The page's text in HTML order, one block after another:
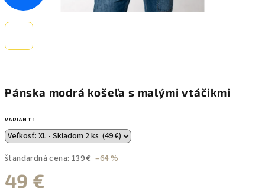
Pánska modrá košeľa s malými vtáčikmi
VARIANT:
štandardná cena: 139 € –64 %
49 €